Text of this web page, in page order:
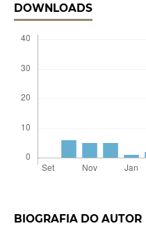
DOWNLOADS
BIOGRAFIA DO AUTOR